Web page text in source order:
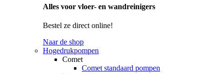
Alles voor vloer- en wandreinigers
Bestel ze direct online!
Naar de shop
Hogedrukpompen
Comet
Comet standaard pompen